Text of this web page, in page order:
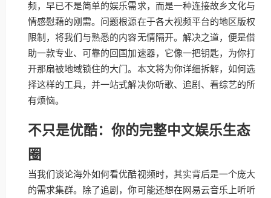
频，早已不是简单的娱乐需求，而是一种连接故乡文化与
情感慰藉的刚需。问题根源在于各大视频平台的地区版权
限制，将我们与熟悉的内容无情隔开。解决之道，便是借
助一款专业、可靠的回国加速器，它像一把钥匙，为你打
开那扇被地域锁住的大门。本文将为你详细拆解，如何选
择这样的工具，并一站式解决你听歌、追剧、看综艺的所
有烦恼。
不只是优酷：你的完整中文娱乐生态
圈
当我们谈论海外如何看优酷视频时，其实背后是一个庞大
的需求集群。除了追剧，你可能还想在网易云音乐上听听